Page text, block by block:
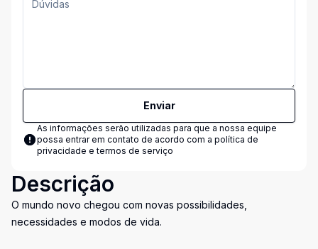
Enviar
As informações serão utilizadas para que a nossa equipe
possa entrar em contato de acordo com a política de
privacidade e termos de serviço
Descrição
O mundo novo chegou com novas possibilidades,
necessidades e modos de vida.